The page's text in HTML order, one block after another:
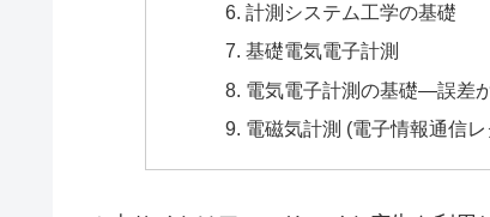
計測システム工学の基礎
基礎電気電子計測
電気電子計測の基礎―誤差
電磁気計測 (電子情報通信